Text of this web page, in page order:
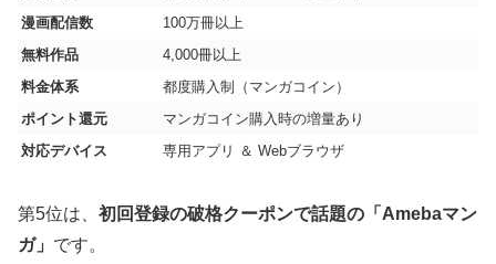
漫画配信数
100万冊以上
無料作品
4,000冊以上
料金体系
都度購入制（マンガコイン）
ポイント還元
マンガコイン購入時の増量あり
対応デバイス
専用アプリ ＆ Webブラウザ
第5位は、 初回登録の破格クーポンで話題の「Amebaマン
ガ」 です。